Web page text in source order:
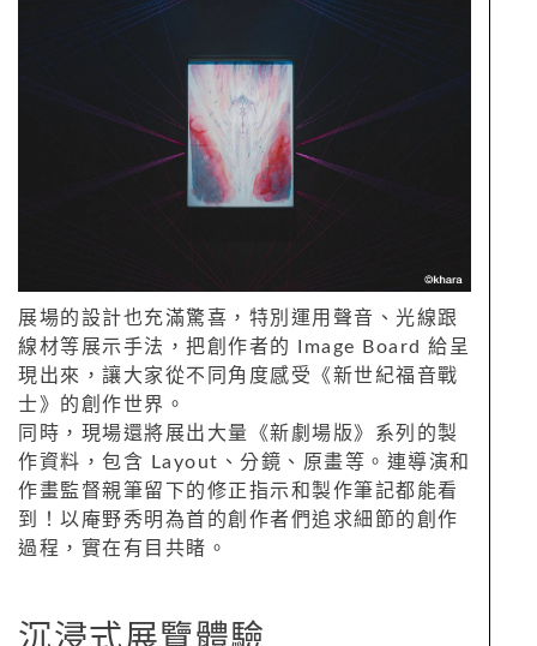
展場的設計也充滿驚喜，特別運用聲音、光線跟
線材等展示手法，把創作者的 Image Board 給呈
現出來，讓大家從不同角度感受《新世紀福音戰
士》的創作世界。
同時，現場還將展出大量《新劇場版》系列的製
作資料，包含 Layout、分鏡、原畫等。連導演和
作畫監督親筆留下的修正指示和製作筆記都能看
到！以庵野秀明為首的創作者們追求細節的創作
過程，實在有目共睹。
沉浸式展覽體驗